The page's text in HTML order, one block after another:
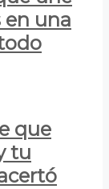
en una
que
tu